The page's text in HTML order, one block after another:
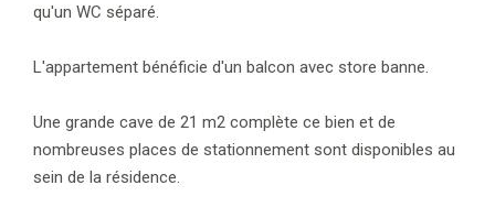
qu'un WC séparé.
L'appartement bénéficie d'un balcon avec store banne.
Une grande cave de 21 m2 complète ce bien et de
nombreuses places de stationnement sont disponibles au
sein de la résidence.